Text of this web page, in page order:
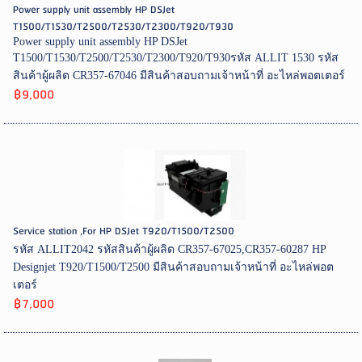
Power supply unit assembly HP DSJet
T1500/T1530/T2500/T2530/T2300/T920/T930
Power supply unit assembly HP DSJet
T1500/T1530/T2500/T2530/T2300/T920/T930รหัส ALLIT 1530 รหัส
สินค้าผู้ผลิต CR357-67046 มีสินค้าสอบถามเจ้าหน้าที่ อะไหล่พอตเตอร์
฿9,000
Service station ,For HP DSJet T920/T1500/T2500
รหัส ALLIT2042 รหัสสินค้าผู้ผลิต CR357-67025,CR357-60287 HP
Designjet T920/T1500/T2500 มีสินค้าสอบถามเจ้าหน้าที่ อะไหล่พอต
เตอร์
฿7,000